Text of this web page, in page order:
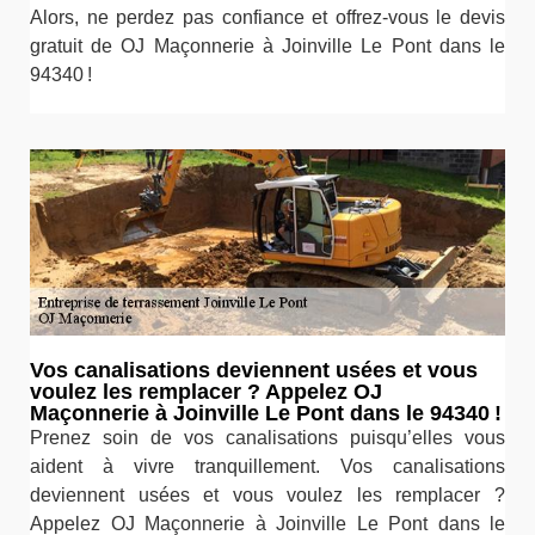
Alors, ne perdez pas confiance et offrez-vous le devis
gratuit de OJ Maçonnerie à Joinville Le Pont dans le
94340 !
Vos canalisations deviennent usées et vous
voulez les remplacer ? Appelez OJ
Maçonnerie à Joinville Le Pont dans le 94340 !
Prenez soin de vos canalisations puisqu’elles vous
aident à vivre tranquillement. Vos canalisations
deviennent usées et vous voulez les remplacer ?
Appelez OJ Maçonnerie à Joinville Le Pont dans le